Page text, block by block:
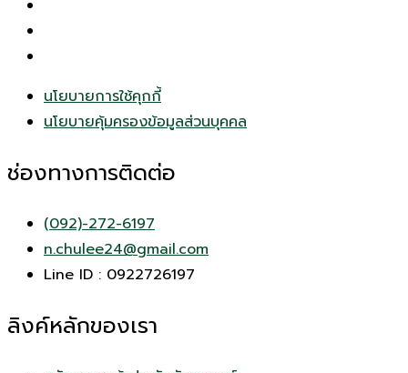
นโยบายการใช้คุกกี้
นโยบายคุ้มครองข้อมูลส่วนบุคคล
ช่องทางการติดต่อ
(092)-272-6197
n.chulee24@gmail.com
Line ID : 0922726197
ลิงค์หลักของเรา